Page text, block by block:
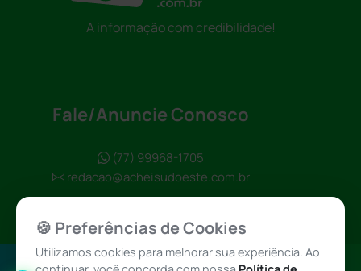
A informação com credibilidade!
Fale/Anuncie Conosco
(77) 99968-1705
redacao@acheisudoeste.com.br
🍪 Preferências de Cookies
Utilizamos cookies para melhorar sua experiência. Ao